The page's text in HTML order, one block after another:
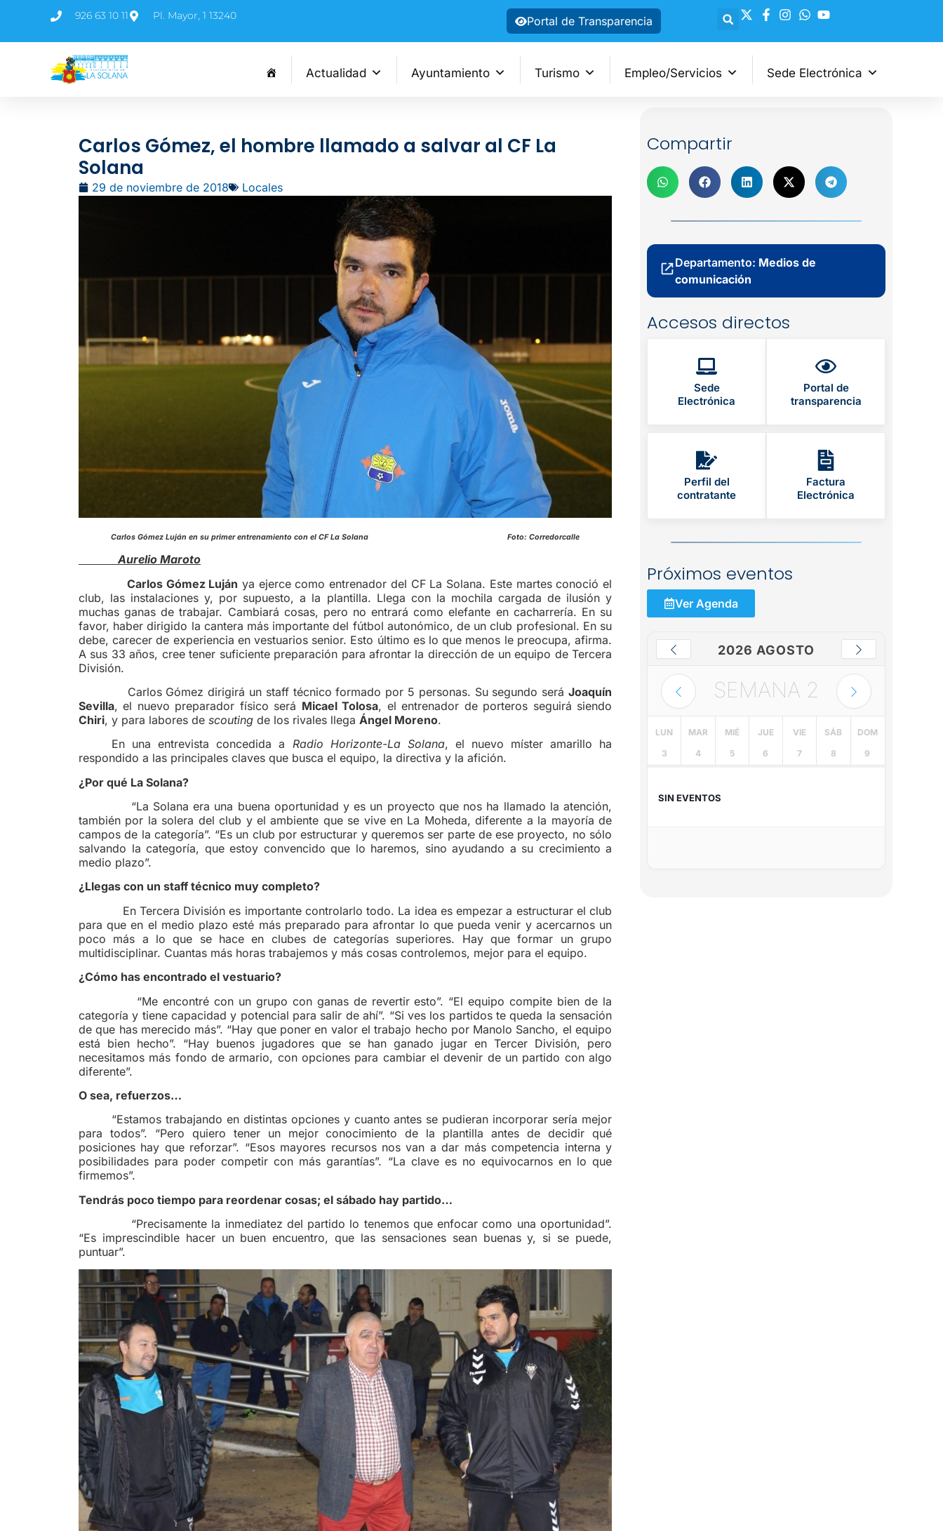
926 63 10 11 Pl. Mayor, 1 13240 Portal de Transparencia
Actualidad Ayuntamiento Turismo Empleo/Servicios Sede Electrónica
Carlos Gómez, el hombre llamado a salvar al CF La
Solana
29 de noviembre de 2018 Locales
Carlos Gómez Luján en su primer entrenamiento con el CF La Solana Foto: Corredorcalle
Aurelio Maroto
Carlos Gómez Luján ya ejerce como entrenador del CF La Solana. Este martes conoció el
club, las instalaciones y, por supuesto, a la plantilla. Llega con la mochila cargada de ilusión y
muchas ganas de trabajar. Cambiará cosas, pero no entrará como elefante en cacharrería. En su
favor, haber dirigido la cantera más importante del fútbol autonómico, de un club profesional. En su
debe, carecer de experiencia en vestuarios senior. Esto último es lo que menos le preocupa, afirma.
A sus 33 años, cree tener suficiente preparación para afrontar la dirección de un equipo de Tercera
División.
Carlos Gómez dirigirá un staff técnico formado por 5 personas. Su segundo será Joaquín
Sevilla, el nuevo preparador físico será Micael Tolosa, el entrenador de porteros seguirá siendo
Chiri, y para labores de scouting de los rivales llega Ángel Moreno.
En una entrevista concedida a Radio Horizonte-La Solana, el nuevo míster amarillo ha
respondido a las principales claves que busca el equipo, la directiva y la afición.
¿Por qué La Solana?
“La Solana era una buena oportunidad y es un proyecto que nos ha llamado la atención,
también por la solera del club y el ambiente que se vive en La Moheda, diferente a la mayoría de
campos de la categoría”. “Es un club por estructurar y queremos ser parte de ese proyecto, no sólo
salvando la categoría, que estoy convencido que lo haremos, sino ayudando a su crecimiento a
medio plazo”.
¿Llegas con un staff técnico muy completo?
En Tercera División es importante controlarlo todo. La idea es empezar a estructurar el club
para que en el medio plazo esté más preparado para afrontar lo que pueda venir y acercarnos un
poco más a lo que se hace en clubes de categorías superiores. Hay que formar un grupo
multidisciplinar. Cuantas más horas trabajemos y más cosas controlemos, mejor para el equipo.
¿Cómo has encontrado el vestuario?
“Me encontré con un grupo con ganas de revertir esto”. “El equipo compite bien de la
categoría y tiene capacidad y potencial para salir de ahí”. “Si ves los partidos te queda la sensación
de que has merecido más”. “Hay que poner en valor el trabajo hecho por Manolo Sancho, el equipo
está bien hecho”. “Hay buenos jugadores que se han ganado jugar en Tercer División, pero
necesitamos más fondo de armario, con opciones para cambiar el devenir de un partido con algo
diferente”.
O sea, refuerzos…
“Estamos trabajando en distintas opciones y cuanto antes se pudieran incorporar sería mejor
para todos”. “Pero quiero tener un mejor conocimiento de la plantilla antes de decidir qué
posiciones hay que reforzar”. “Esos mayores recursos nos van a dar más competencia interna y
posibilidades para poder competir con más garantías”. “La clave es no equivocarnos en lo que
firmemos”.
Tendrás poco tiempo para reordenar cosas; el sábado hay partido…
“Precisamente la inmediatez del partido lo tenemos que enfocar como una oportunidad”.
“Es imprescindible hacer un buen encuentro, que las sensaciones sean buenas y, si se puede,
puntuar”.
Compartir
Departamento: Medios de
comunicación
Accesos directos
Sede
Electrónica
Portal de
transparencia
Perfil del
contratante
Factura
Electrónica
Próximos eventos
Ver Agenda
2026 AGOSTO
SEMANA 2
LUN
3
MAR
4
MIÉ
5
JUE
6
VIE
7
SÁB
8
DOM
9
SIN EVENTOS